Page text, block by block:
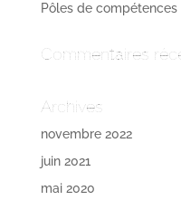
Pôles de compétences
Commentaires
Archives
novembre 2022
juin 2021
mai 2020